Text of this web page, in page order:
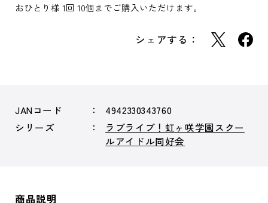
おひとり様 1回 10個までご購入いただけます。
シェアする：
JANコード
4942330343760
シリーズ
ラブライブ！虹ヶ咲学園スクー
ルアイドル同好会
商品説明